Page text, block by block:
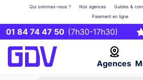
01 84 74 47 50 (7h30-17h30)
Agences
Qui sommes-nous ? Nos agences Guides &
Paiement en ligne